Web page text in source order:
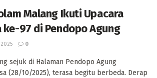
Malang Ikuti Upacara
ke-97 di Pendopo Agung
0
sejuk di Halaman Pendopo Agung
(28/10/2025), terasa begitu berbeda. Derap